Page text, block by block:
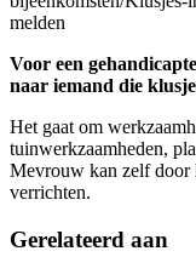
melden
Voor een
naar iemand die
Het gaat om
tuinwerkzaamheden,
Mevrouw kan zelf door
verrichten.
Gerelateerd aan